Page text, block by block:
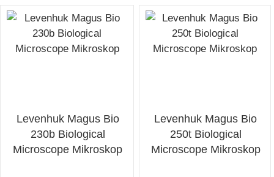
Levenhuk Magus Bio
230b Biological
Microscope Mikroskop
Levenhuk Magus Bio
250t Biological
Microscope Mikroskop